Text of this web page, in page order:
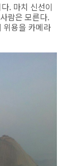
. 마치 신선이
람은 모른다.
위용을 카메라